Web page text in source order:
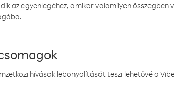
az egyenlegéhez, amikor valamilyen
hívások lebonyolítását teszi lehetővé a